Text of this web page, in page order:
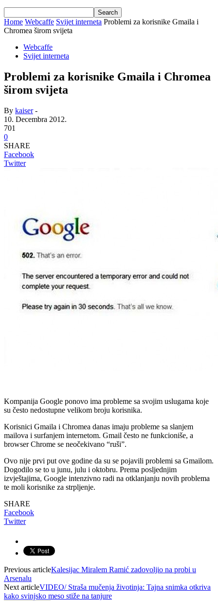
Home Webcaffe Svijet interneta Problemi za korisnike Gmaila i
Chromea širom svijeta
Webcaffe
Svijet interneta
Problemi za korisnike Gmaila i Chromea
širom svijeta
By kaiser-
10. Decembra 2012.
701
0
SHARE
Facebook
Twitter
Kompanija Google ponovo ima probleme sa svojim uslugama koje
su često nedostupne velikom broju korisnika.
Korisnici Gmaila i Chromea danas imaju probleme sa slanjem
mailova i surfanjem internetom. Gmail često ne funkcioniše, a
browser Chrome se neočekivano “ruši”.
Ovo nije prvi put ove godine da su se pojavili problemi sa Gmailom.
Dogodilo se to u junu, julu i oktobru. Prema posljednjim
izvještajima, Google intenzivno radi na otklanjanju novih problema
te moli korisnike za strpljenje.
SHARE
Facebook
Twitter
Previous articleKalesijac Miralem Ramić zadovoljio na probi u
Arsenalu
Next articleVIDEO/ Straša mučenja životinja: Tajna snimka otkriva
kako svinjsko meso stiže na tanjure